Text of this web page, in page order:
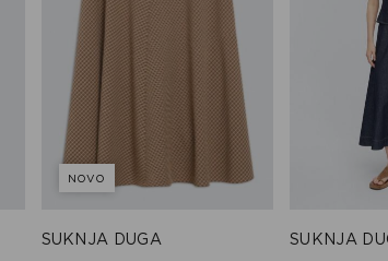
NOVO
SUKNJA DUGA
SUKNJA